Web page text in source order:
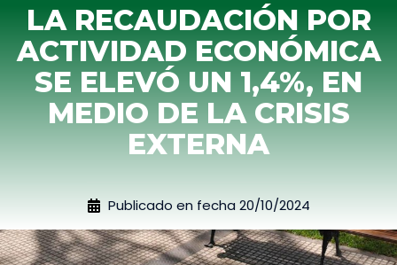
LA RECAUDACIÓN POR
ACTIVIDAD ECONÓMICA
SE ELEVÓ UN 1,4%, EN
MEDIO DE LA CRISIS
EXTERNA
Publicado en fecha 20/10/2024